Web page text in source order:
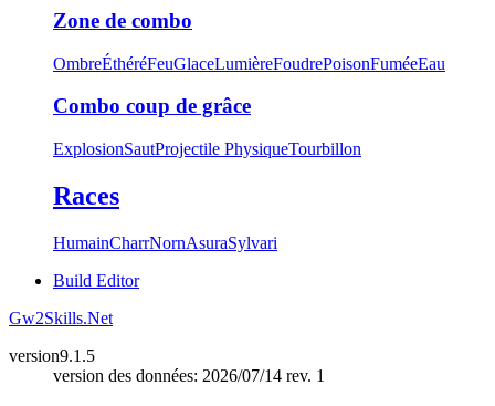
Zone de combo
OmbreÉthéréFeuGlaceLumièreFoudrePoisonFuméeEau
Combo coup de grâce
ExplosionSautProjectile PhysiqueTourbillon
Races
HumainCharrNornAsuraSylvari
Build Editor
Gw2Skills.Net
version9.1.5
version des données: 2026/07/14 rev. 1